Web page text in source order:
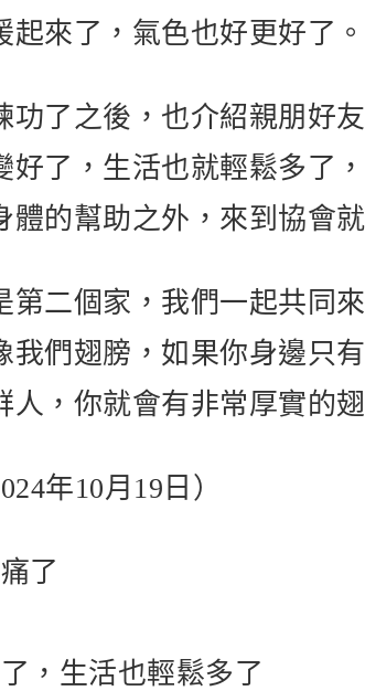
起來了，氣色也好更好了。
功了之後，也介紹親朋好
好了，生活也就輕鬆多了
體的幫助之外，來到協會
第二個家，我們一起共同
我們翅膀，如果你身邊只
人，你就會有非常厚實的
年10月19日）
了
，生活也輕鬆多了